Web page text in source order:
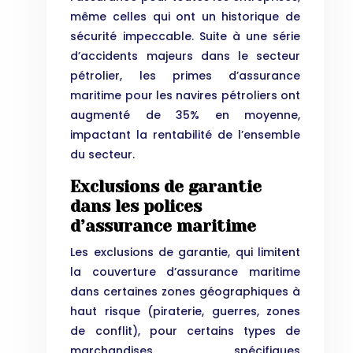
même celles qui ont un historique de
sécurité impeccable. Suite à une série
d’accidents majeurs dans le secteur
pétrolier, les primes d’assurance
maritime pour les navires pétroliers ont
augmenté de 35% en moyenne,
impactant la rentabilité de l’ensemble
du secteur.
Exclusions de garantie
dans les polices
d’assurance maritime
Les exclusions de garantie, qui limitent
la couverture d’assurance maritime
dans certaines zones géographiques à
haut risque (piraterie, guerres, zones
de conflit), pour certains types de